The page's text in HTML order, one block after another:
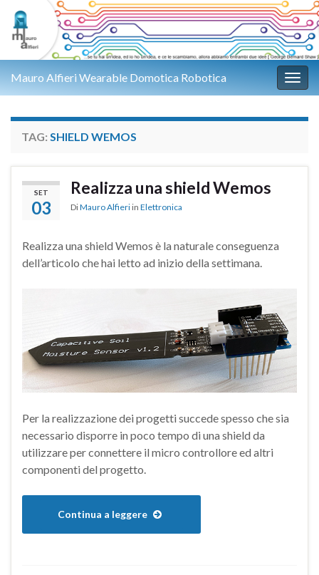
Mauro Alfieri Wearable Domotica Robotica
TAG: SHIELD WEMOS
SET
03
Realizza una shield Wemos
DiMauro Alfieri in Elettronica
Realizza una shield Wemos è la naturale conseguenza
dell’articolo che hai letto ad inizio della settimana.
Per la realizzazione dei progetti succede spesso che sia
necessario disporre in poco tempo di una shield da
utilizzare per connettere il micro controllore ed altri
componenti del progetto.
Continua a leggere